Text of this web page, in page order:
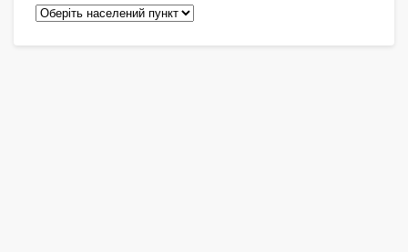
Педіатри